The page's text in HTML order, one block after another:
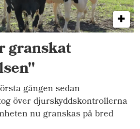
granskat
gången sedan
över djurskyddskontrollerna
nu granskas på bred